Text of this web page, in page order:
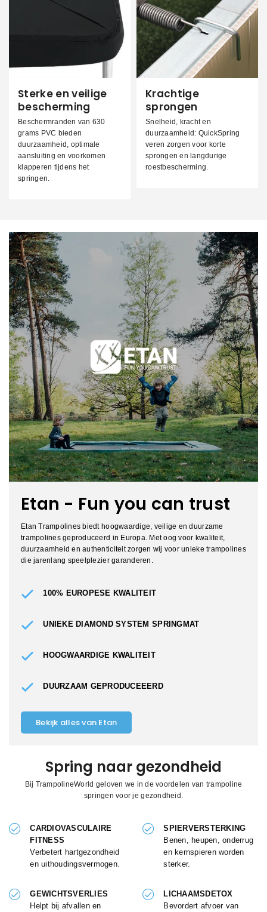
Sterke en veilige
bescherming
Beschermranden van 630
grams PVC bieden
duurzaamheid, optimale
aansluiting en voorkomen
klapperen tijdens het
springen.
Krachtige
sprongen
Snelheid, kracht en
duurzaamheid: QuickSpring
veren zorgen voor korte
sprongen en langdurige
roestbescherming.
Etan - Fun you can trust
Etan Trampolines biedt hoogwaardige, veilige en duurzame
trampolines geproduceerd in Europa. Met oog voor kwaliteit,
duurzaamheid en authenticiteit zorgen wij voor unieke trampolines
die jarenlang speelplezier garanderen.
100% EUROPESE KWALITEIT
UNIEKE DIAMOND SYSTEM SPRINGMAT
HOOGWAARDIGE KWALITEIT
DUURZAAM GEPRODUCEEERD
Bekijk alles van Etan
Spring naar gezondheid
Bij TrampolineWorld geloven we in de voordelen van trampoline
springen voor je gezondheid.
CARDIOVASCULAIRE
FITNESS
Verbetert hartgezondheid
en uithoudingsvermogen.
SPIERVERSTERKING
Benen, heupen, onderrug
en kernspieren worden
sterker.
GEWICHTSVERLIES
Helpt bij afvallen en
LICHAAMSDETOX
Bevordert afvoer van